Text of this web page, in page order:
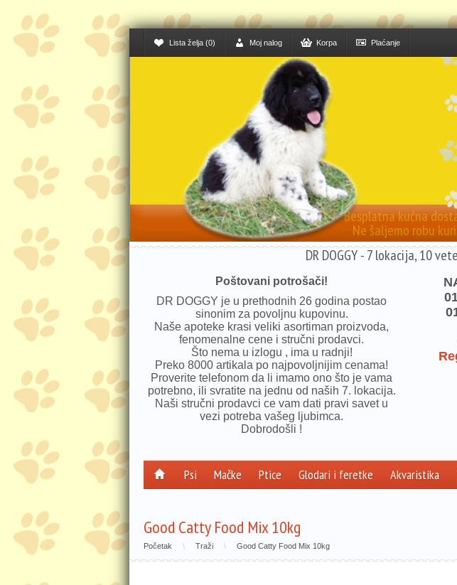
Lista želja (0) Moj nalog Korpa Plaćanje
Besplatna kućna
Ne šaljemo robu
DR DOGGY - 7 lokacija, 10
Poštovani potrošači!
DR DOGGY je u prethodnih 26 godina postao
sinonim za povoljnu kupovinu.
Naše apoteke krasi veliki asortiman proizvoda,
fenomenalne cene i stručni prodavci.
Što nema u izlogu , ima u radnji!
Preko 8000 artikala po najpovoljnijim cenama!
Proverite telefonom da li imamo ono što je vama
potrebno, ili svratite na jednu od naših 7. lokacija.
Naši stručni prodavci ce vam dati pravi savet u
vezi potreba vašeg ljubimca.
Dobrodošli !
Psi Mačke Ptice Glodari i feretke Akvaristika
Good Catty Food Mix 10kg
Početak \ Traži \ Good Catty Food Mix 10kg